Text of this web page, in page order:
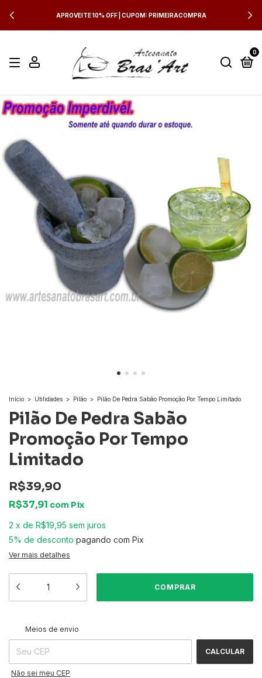
APROVEITE 10% OFF | CUPOM: PRIMEIRACOMPRA
0
Início > Utilidades > Pilão > Pilão De Pedra Sabão Promoção Por Tempo Limitado
Pilão De Pedra Sabão
Promoção Por Tempo
Limitado
R$39,90
R$37,91 com Pix
2 x de R$19,95 sem juros
5% de desconto pagando com Pix
Ver mais detalhes
Entregas para o CEP:
Meios de envio
CALCULAR
Não sei meu CEP